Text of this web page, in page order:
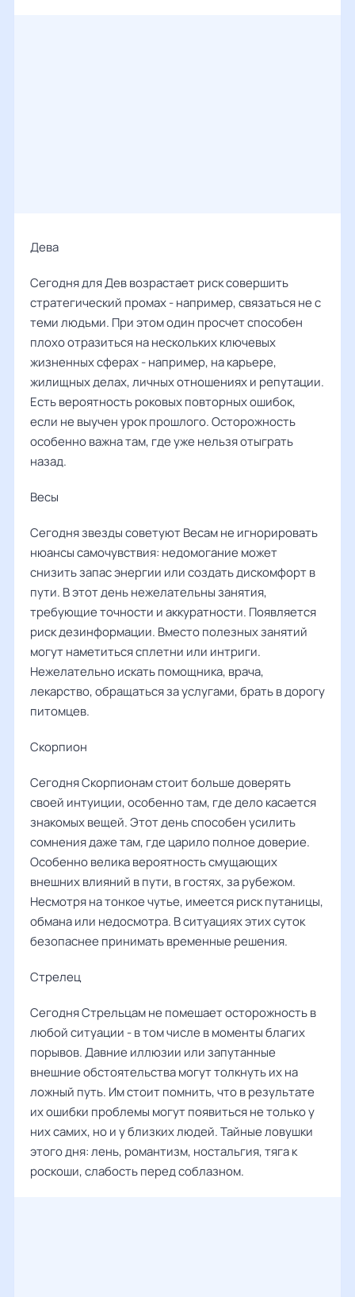
Дева ‌‌
Сегодня для Дев возрастает риск совершить
стратегический промах - например, связаться не с
теми людьми. При этом один просчет способен
плохо отразиться на нескольких ключевых
жизненных сферах - например, на карьере,
жилищных делах, личных отношениях и репутации.
Есть вероятность роковых повторных ошибок,
если не выучен урок прошлого. Осторожность
особенно важна там, где уже нельзя отыграть
назад.
Весы ‌‌
Сегодня звезды советуют Весам не игнорировать
нюансы самочувствия: недомогание может
снизить запас энергии или создать дискомфорт в
пути. В этот день нежелательны занятия,
требующие точности и аккуратности. Появляется
риск дезинформации. Вместо полезных занятий
могут наметиться сплетни или интриги.
Нежелательно искать помощника, врача,
лекарство, обращаться за услугами, брать в дорогу
питомцев.
Скорпион
Сегодня Скорпионам стоит больше доверять
своей интуиции, особенно там, где дело касается
знакомых вещей. Этот день способен усилить
сомнения даже там, где царило полное доверие.
Особенно велика вероятность смущающих
внешних влияний в пути, в гостях, за рубежом.
Несмотря на тонкое чутье, имеется риск путаницы,
обмана или недосмотра. В ситуациях этих суток
безопаснее принимать временные решения.
Стрелец
Сегодня Стрельцам не помешает осторожность в
любой ситуации - в том числе в моменты благих
порывов. Давние иллюзии или запутанные
внешние обстоятельства могут толкнуть их на
ложный путь. Им стоит помнить, что в результате
их ошибки проблемы могут появиться не только у
них самих, но и у близких людей. Тайные ловушки
этого дня: лень, романтизм, ностальгия, тяга к
роскоши, слабость перед соблазном.